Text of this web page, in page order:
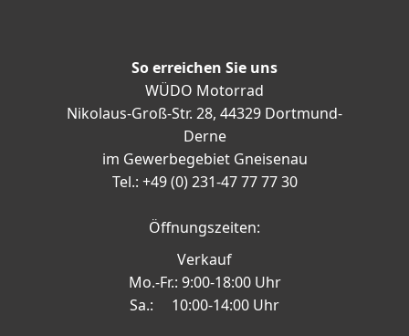
So erreichen Sie uns
WÜDO Motorrad
Nikolaus-Groß-Str. 28, 44329 Dortmund-
Derne
im Gewerbegebiet Gneisenau
Tel.: +49 (0) 231-47 77 77 30
Öffnungszeiten:
Verkauf
Mo.-Fr.: 9:00-18:00 Uhr
Sa.: 10:00-14:00 Uhr